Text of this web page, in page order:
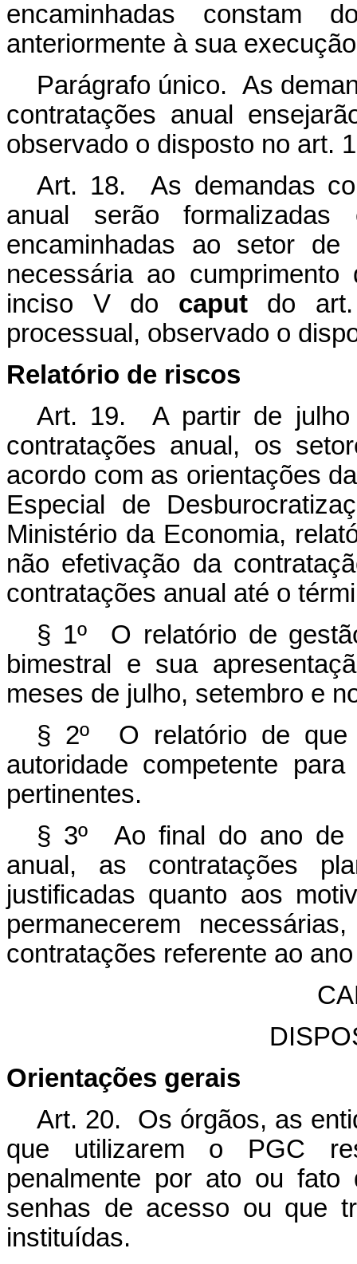
encaminhadas constam
anteriormente à sua
Parágrafo único. As
contratações anual
observado o disposto no art.
Art. 18. As demandas
anual serão
encaminhadas ao setor de
necessária ao
inciso V do caput do
processual, observado o
Relatório de riscos
Art. 19. A partir de julho
contratações anual, os
acordo com as orientações
Especial de
Ministério da Economia,
não efetivação da
contratações anual até o
§ 1º O relatório de
bimestral e sua
meses de julho, setembro e
§ 2º O relatório de que
autoridade competente
pertinentes.
§ 3º Ao final do ano de
anual, as contratações
justificadas quanto aos
permanecerem
contratações referente ao
Orientações gerais
Art. 20. Os órgãos, as
que utilizarem o PGC
penalmente por ato ou
senhas de acesso ou que
instituídas.